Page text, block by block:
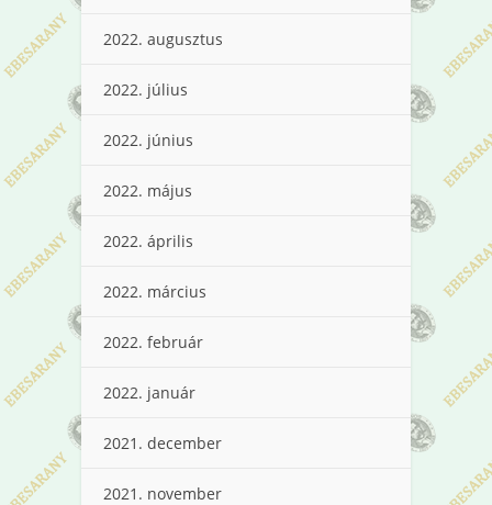
2022. augusztus
2022. július
2022. június
2022. május
2022. április
2022. március
2022. február
2022. január
2021. december
2021. november